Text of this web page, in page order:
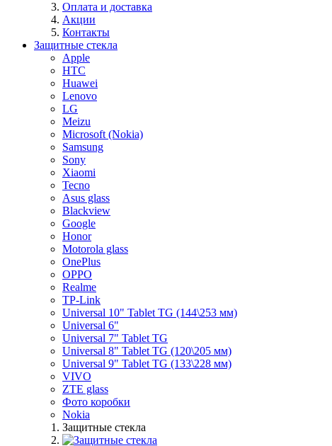
Оплата и доставка
Акции
Контакты
Защитные стекла
Apple
HTC
Huawei
Lenovo
LG
Meizu
Microsoft (Nokia)
Samsung
Sony
Xiaomi
Tecno
Asus glass
Blackview
Google
Honor
Motorola glass
OnePlus
OPPO
Realme
TP-Link
Universal 10" Tablet TG (144\253 мм)
Universal 6"
Universal 7" Tablet TG
Universal 8" Tablet TG (120\205 мм)
Universal 9" Tablet TG (133\228 мм)
VIVO
ZTE glass
Фото коробки
Nokia
Защитные стекла